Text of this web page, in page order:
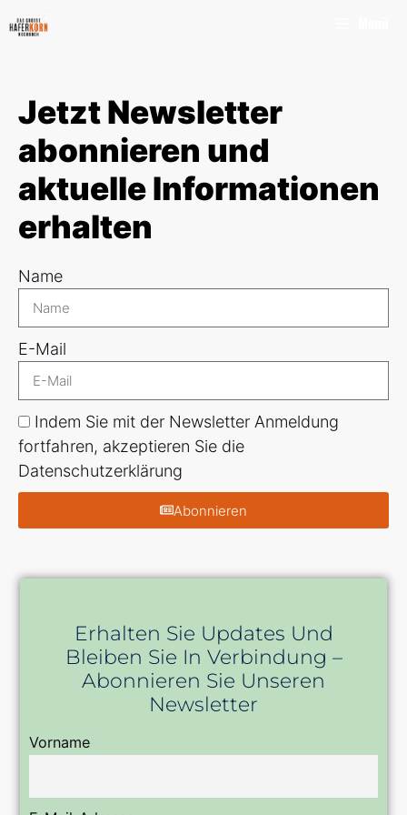
Jetzt Newsletter
abonnieren und
aktuelle Informationen
erhalten
Name
E-Mail
Indem Sie mit der Newsletter Anmeldung
fortfahren, akzeptieren Sie die
Datenschutzerklärung
Abonnieren
Erhalten Sie Updates Und
Bleiben Sie In Verbindung –
Abonnieren Sie Unseren
Newsletter
Vorname